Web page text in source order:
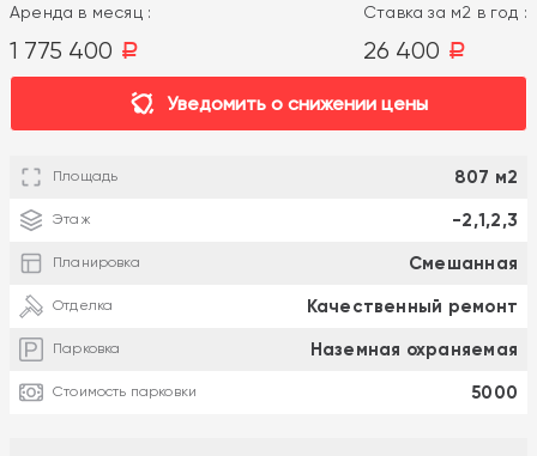
Аренда в месяц :
1 775 400 a
Ставка за м2 в год :
26 400 a
Уведомить о снижении цены
Площадь 807 м2
Этаж -2,1,2,3
Планировка Смешанная
Отделка Качественный ремонт
Парковка Наземная охраняемая
Стоимость парковки 5000